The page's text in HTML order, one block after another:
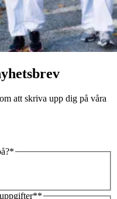
att skriva upp dig på våra
*
*